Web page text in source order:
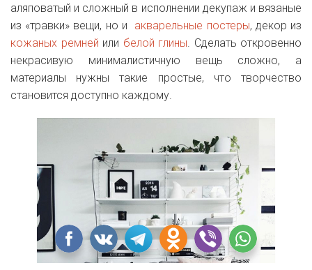
аляповатый и сложный в исполнении декупаж и вязаные
из «травки» вещи, но и акварельные постеры, декор из
кожаных ремней или белой глины . Сделать откровенно
некрасивую минималистичную вещь сложно, а
материалы нужны такие простые, что творчество
становится доступно каждому.